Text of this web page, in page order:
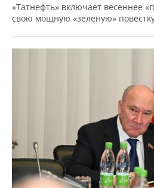
«Татнефть» включает весеннее
свою мощную «зеленую»